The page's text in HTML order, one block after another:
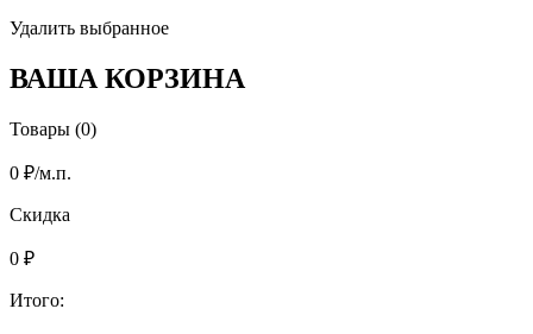
Удалить выбранное
ВАША КОРЗИНА
Товары (0)
0 ₽/м.п.
Скидка
0 ₽
Итого: